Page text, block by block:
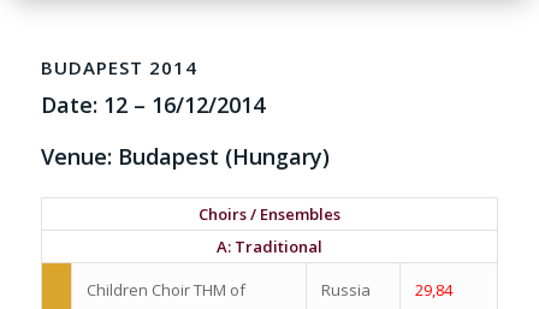
BUDAPEST 2014
Date: 12– 16/12/2014
Venue: Budapest (Hungary)
Choirs / Ensembles
A: Traditional
Children Choir THM of
Russia
29,84